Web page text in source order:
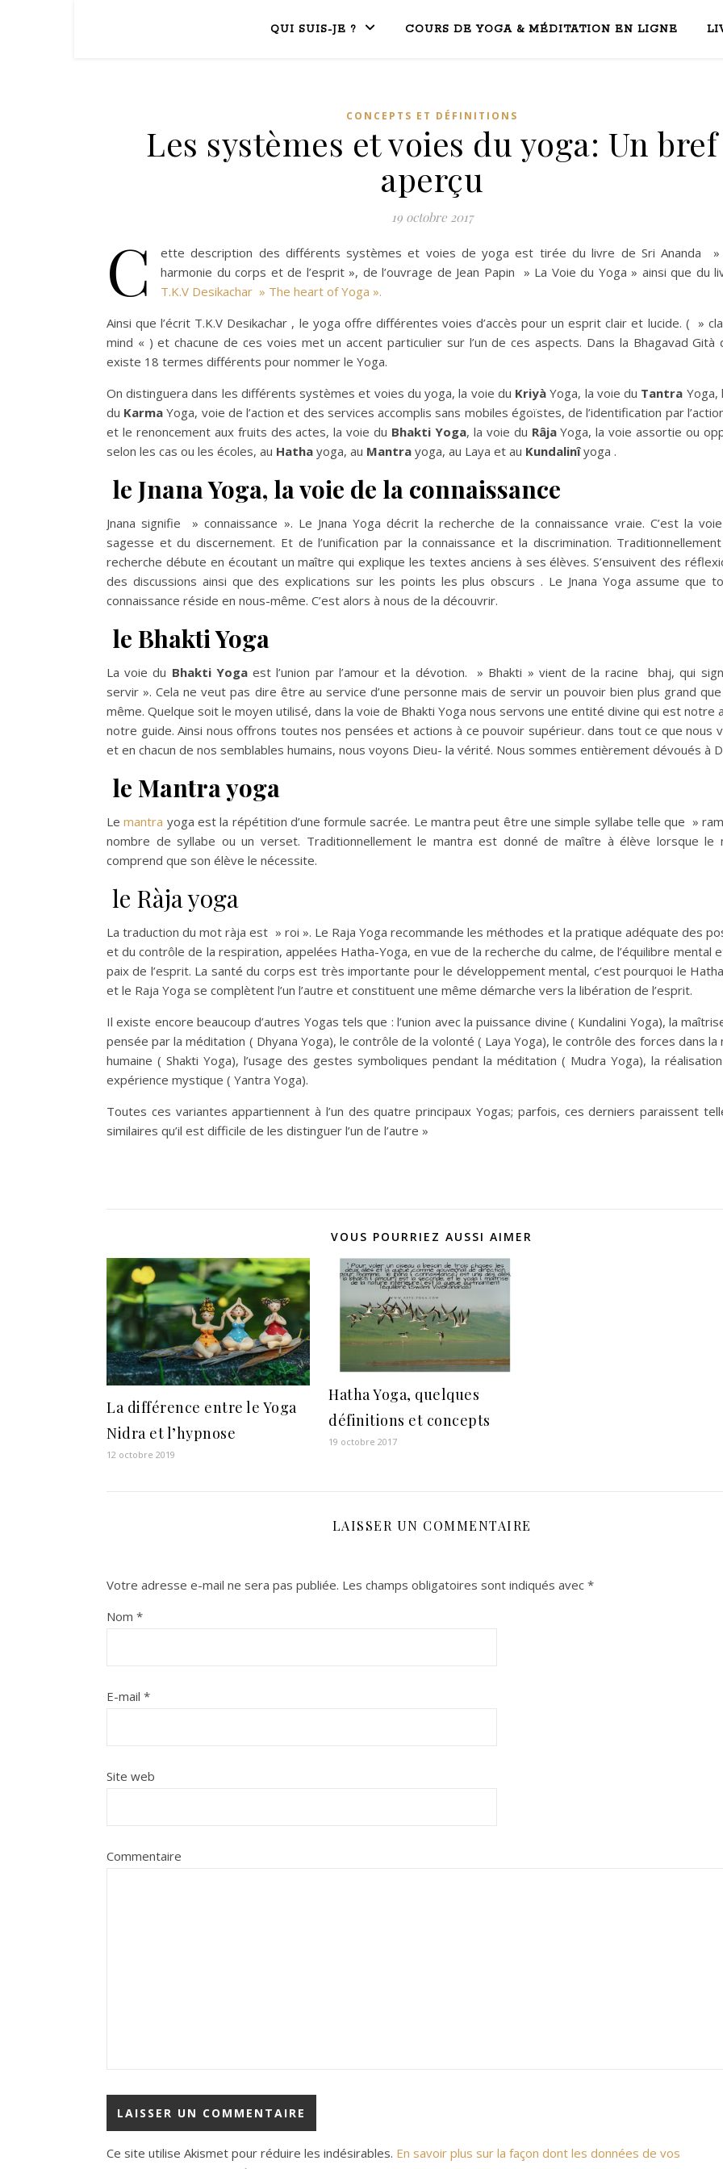
QUI SUIS-JE ? COURS DE YOGA & MÉDITATION EN LIGNE
CONCEPTS ET DÉFINITIONS
Les systèmes et voies du yoga: Un bref
aperçu
19 octobre 2017
C
ette description des différents systèmes et voies de yoga est tirée du livre de Sri Ananda »
harmonie du corps et de l’esprit », de l’ouvrage de Jean Papin » La Voie du Yoga » ainsi que du
T.K.V Desikachar » The heart of Yoga ».
Ainsi que l’écrit T.K.V Desikachar , le yoga offre différentes voies d’accès pour un esprit clair et lucide. ( »
mind « ) et chacune de ces voies met un accent particulier sur l’un de ces aspects. Dans la Bhagavad Gità
existe 18 termes différents pour nommer le Yoga.
On distinguera dans les différents systèmes et voies du yoga, la voie du Kriyà Yoga, la voie du Tantra Yoga,
du Karma Yoga, voie de l’action et des services accomplis sans mobiles égoïstes, de l’identification par
et le renoncement aux fruits des actes, la voie du Bhakti Yoga, la voie du RâjaYoga, la voie assortie ou
selon les cas ou les écoles, au Hatha yoga, au Mantra yoga, au Laya et au Kundalinîyoga .
le Jnana Yoga, la voie de la connaissance
Jnana signifie » connaissance ». Le Jnana Yoga décrit la recherche de la connaissance vraie. C’est la
sagesse et du discernement. Et de l’unification par la connaissance et la discrimination.
recherche débute en écoutant un maître qui explique les textes anciens à ses élèves. S’ensuivent des
des discussions ainsi que des explications sur les points les plus obscurs . Le Jnana Yoga assume que
connaissance réside en nous-même. C’est alors à nous de la découvrir.
le Bhakti Yoga
La voie du Bhakti Yogaest l’union par l’amour et la dévotion. » Bhakti » vient de la racine bhaj, qui
servir ». Cela ne veut pas dire être au service d’une personne mais de servir un pouvoir bien plus grand
même. Quelque soit le moyen utilisé, dans la voie de Bhakti Yoga nous servons une entité divine qui est notre
notre guide. Ainsi nous offrons toutes nos pensées et actions à ce pouvoir supérieur. dans tout ce que nous
et en chacun de nos semblables humains, nous voyons Dieu- la vérité. Nous sommes entièrement dévoués à
le Mantra yoga
Lemantra yoga est la répétition d’une formule sacrée. Le mantra peut être une simple syllabe telle que »
nombre de syllabe ou un verset. Traditionnellement le mantra est donné de maître à élève lorsque le
comprend que son élève le nécessite.
le Ràja yoga
La traduction du mot ràja est » roi ». Le Raja Yoga recommande les méthodes et la pratique adéquate des
et du contrôle de la respiration, appelées Hatha-Yoga, en vue de la recherche du calme, de l’équilibre mental
paix de l’esprit. La santé du corps est très importante pour le développement mental, c’est pourquoi le
et le Raja Yoga se complètent l’un l’autre et constituent une même démarche vers la libération de l’esprit.
Il existe encore beaucoup d’autres Yogas tels que : l’union avec la puissance divine ( Kundalini Yoga), la
pensée par la méditation ( Dhyana Yoga), le contrôle de la volonté ( Laya Yoga), le contrôle des forces dans la
humaine ( Shakti Yoga), l’usage des gestes symboliques pendant la méditation ( Mudra Yoga), la réalisation
expérience mystique ( Yantra Yoga).
Toutes ces variantes appartiennent à l’un des quatre principaux Yogas; parfois, ces derniers paraissent
similaires qu’il est difficile de les distinguer l’un de l’autre »
VOUS POURRIEZ AUSSI AIMER
La différence entre le Yoga
Nidra et l’hypnose
12 octobre 2019
Hatha Yoga, quelques
définitions et concepts
19 octobre 2017
LAISSER UN COMMENTAIRE
Votre adresse e-mail ne sera pas publiée. Les champs obligatoires sont indiqués avec *
Nom *
E-mail *
Site web
Commentaire
Ce site utilise Akismet pour réduire les indésirables. En savoir plus sur la façon dont les données de vos